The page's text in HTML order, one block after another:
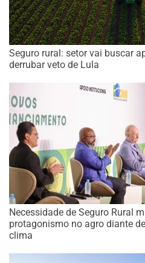
Seguro rural: setor vai buscar
derrubar veto de Lula
Necessidade de Seguro Rural
protagonismo no agro diante
clima